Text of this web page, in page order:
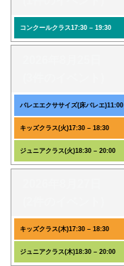
コンクールクラス17:30 – 19:30
バレエエクササイズ(床バレエ)11:00
キッズクラス(火)17:30 – 18:30
ジュニアクラス(火)18:30 – 20:00
キッズクラス(木)17:30 – 18:30
ジュニアクラス(木)18:30 – 20:00